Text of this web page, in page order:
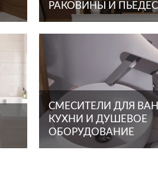
РАКОВИНЫ И
СМЕСИТЕЛИ ДЛЯ
КУХНИ И ДУШЕВОЕ
ОБОРУДОВАНИЕ